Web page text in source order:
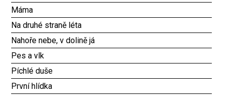
Máma
Na druhé straně léta
Nahoře nebe, v dolině já
Pes a vlk
Píchlé duše
První hlídka